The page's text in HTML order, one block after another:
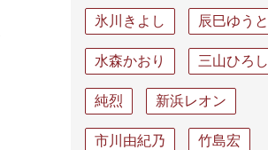
氷川きよし 辰巳ゆうと
水森かおり 三山ひろし
純烈 新浜レオン
市川由紀乃 竹島宏